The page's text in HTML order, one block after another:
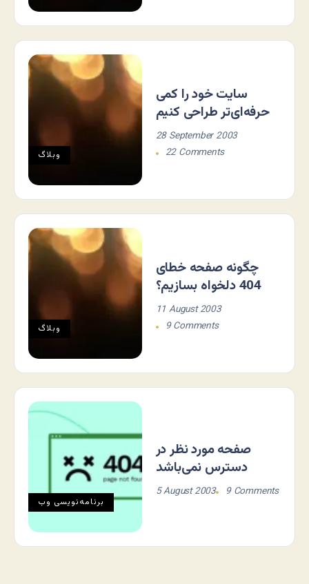
وبلاگ
سایت خود را کمی
حرفه‌ای‌تر طراحی کنیم
28 September 2003
22 Comments
وبلاگ
چگونه صفحه خطای
404 دلخواه بسازیم؟
11 August 2003
9 Comments
برنامه‌نويسی وب
صفحه مورد نظر در
دسترس نمی‌باشد
5 August 2003 9 Comments